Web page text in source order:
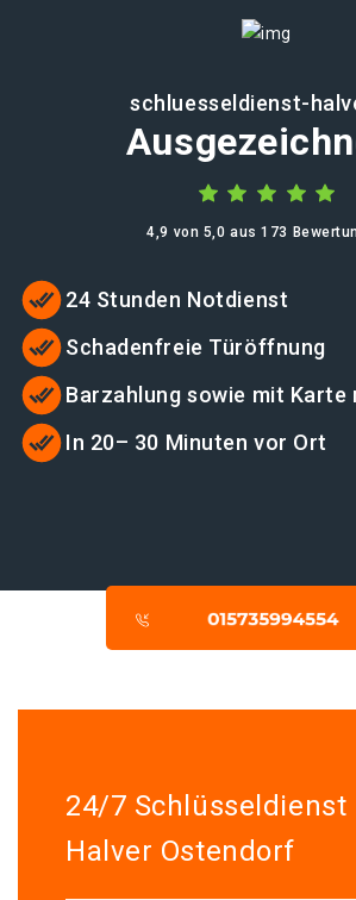
schluesseldienst-
4,9 von 5,0 aus 173
24 Stunden Notdienst
Schadenfreie Türöffnung
Barzahlung sowie mit Karte
In 20– 30 Minuten vor Ort
24/7 Schlüsseldienst
Halver Ostendorf